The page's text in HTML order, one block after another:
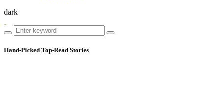
dark
Hand-Picked Top-Read Stories